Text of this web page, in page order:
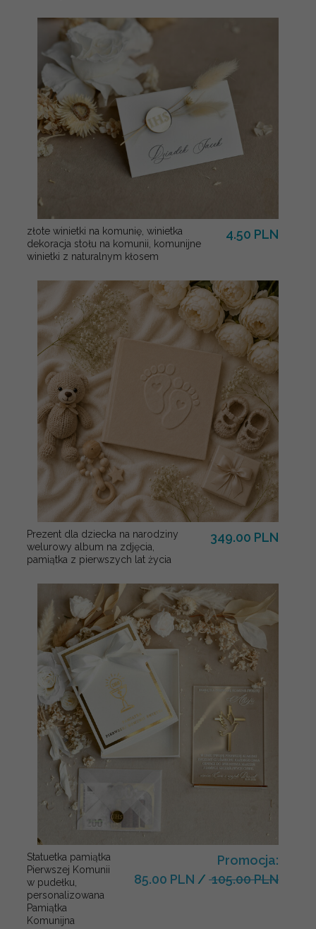
złote winietki na komunię, winietka
dekoracja stołu na komunii, komunijne
winietki z naturalnym kłosem
4.50 PLN
Prezent dla dziecka na narodziny
welurowy album na zdjęcia,
pamiątka z pierwszych lat życia
349.00 PLN
Statuetka pamiątka
Pierwszej Komunii
w pudełku,
personalizowana
Pamiątka
Komunijna
Promocja:
85.00 PLN / 105.00 PLN